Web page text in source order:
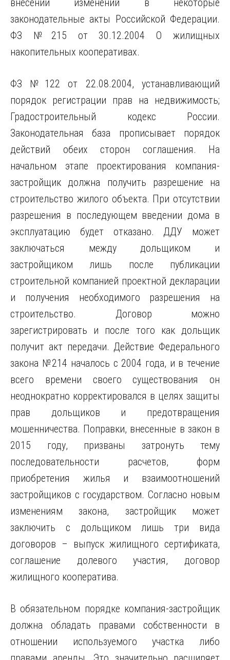
внесении изменений в некоторые
законодательные акты Российской Федерации.
ФЗ №215 от 30.12.2004 О жилищных
накопительных кооперативах.
ФЗ №122 от 22.08.2004, устанавливающий
порядок регистрации прав на недвижимость;
Градостроительный кодекс России.
Законодательная база прописывает порядок
действий обеих сторон соглашения. На
начальном этапе проектирования компания-
застройщик должна получить разрешение на
строительство жилого объекта. При отсутствии
разрешения в последующем введении дома в
эксплуатацию будет отказано. ДДУ может
заключаться между дольщиком и
застройщиком лишь после публикации
строительной компанией проектной декларации
и получения необходимого разрешения на
строительство. Договор можно
зарегистрировать и после того как дольщик
получит акт передачи. Действие Федерального
закона №214 началось с 2004 года, и в течение
всего времени своего существования он
неоднократно корректировался в целях защиты
прав дольщиков и предотвращения
мошенничества. Поправки, внесенные в закон в
2015 году, призваны затронуть тему
последовательности расчетов, форм
приобретения жилья и взаимоотношений
застройщиков с государством. Согласно новым
изменениям закона, застройщик может
заключить с дольщиком лишь три вида
договоров – выпуск жилищного сертификата,
соглашение долевого участия, договор
жилищного кооператива.
В обязательном порядке компания-застройщик
должна обладать правами собственности в
отношении используемого участка либо